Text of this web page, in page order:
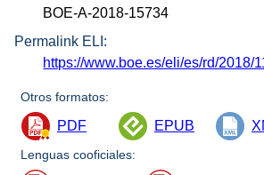
BOE-A-2018-15734
Permalink ELI:
https://www.boe.es/eli/es/rd/2018/
Otros formatos:
PDF EPUB
Lenguas cooficiales: